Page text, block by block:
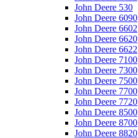
John Deere 530
John Deere 6090
John Deere 6602
John Deere 6620
John Deere 6622
John Deere 7100
John Deere 7300
John Deere 7500
John Deere 7700
John Deere 7720
John Deere 8500
John Deere 8700
John Deere 8820